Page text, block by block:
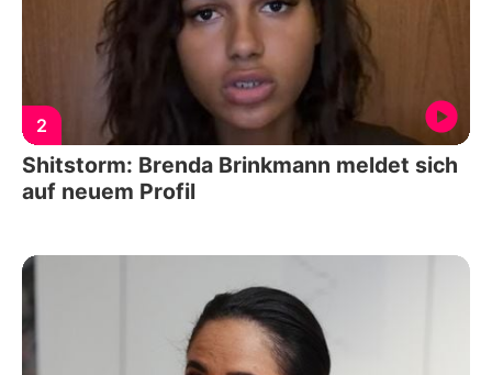
2
Shitstorm: Brenda Brinkmann meldet sich
auf neuem Profil